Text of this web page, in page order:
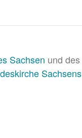
Sachsen und
Sachsens